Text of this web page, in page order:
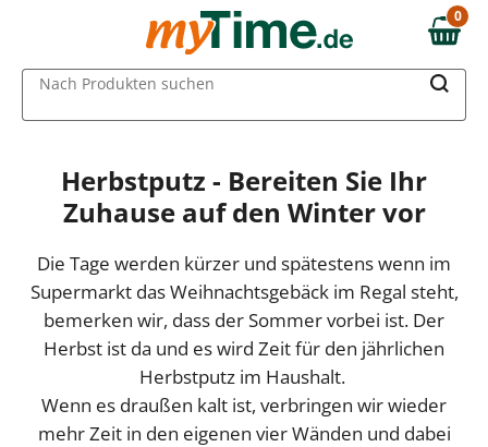
0,00 €
0
Nach Produkten suchen
Herbstputz - Bereiten Sie Ihr
Zuhause auf den Winter vor
Die Tage werden kürzer und spätestens wenn im
Supermarkt das Weihnachtsgebäck im Regal steht,
bemerken wir, dass der Sommer vorbei ist. Der
Herbst ist da und es wird Zeit für den jährlichen
Herbstputz im Haushalt.
Wenn es draußen kalt ist, verbringen wir wieder
mehr Zeit in den eigenen vier Wänden und dabei